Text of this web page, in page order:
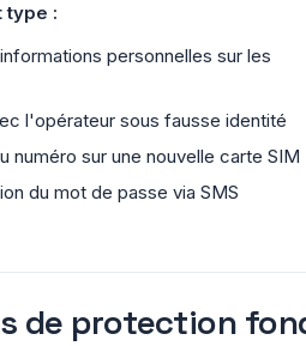
type :
personnelles sur les
l'opérateur sous fausse identité
numéro sur une nouvelle carte SIM
du mot de passe via SMS
de protection